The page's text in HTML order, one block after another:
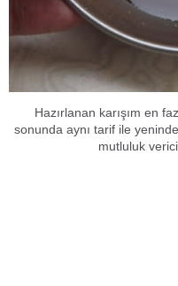
Hazırlanan karışım en
sonunda aynı tarif ile
mutluluk